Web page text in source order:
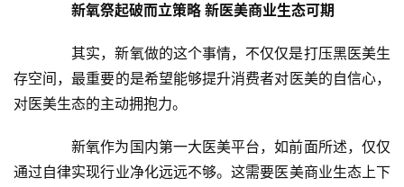
新氧祭起破而立策略 新医美商业生态可期
其实，新氧做的这个事情，不仅仅是打压黑医美生
存空间，最重要的是希望能够提升消费者对医美的自信心，
对医美生态的主动拥抱力。
新氧作为国内第一大医美平台，如前面所述，仅仅
通过自律实现行业净化远远不够。这需要医美商业生态上下